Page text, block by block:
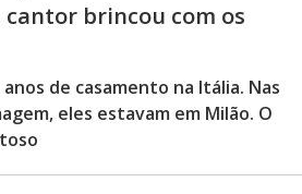
cantor brincou com os
de casamento na Itália. Nas
eles estavam em Milão. O